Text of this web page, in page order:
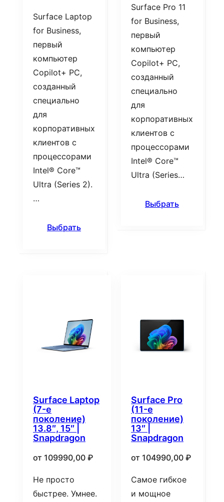
Surface Laptop
for Business,
первый
компьютер
Copilot+ PC,
созданный
специально
для
корпоративных
клиентов с
процессорами
Intel® Core™
Ultra (Series 2).
…
Выбрать
Surface Pro 11
for Business,
первый
компьютер
Copilot+ PC,
созданный
специально
для
корпоративных
клиентов с
процессорами
Intel® Core™
Ultra (Series…
Выбрать
Surface Laptop
(7-е
поколение)
13.8″, 15″ |
Snapdragon
от 109990,00 ₽
Не просто
быстрее. Умнее.
Surface Pro
(11-е
поколение)
13″ |
Snapdragon
от 104990,00 ₽
Самое гибкое
и мощное